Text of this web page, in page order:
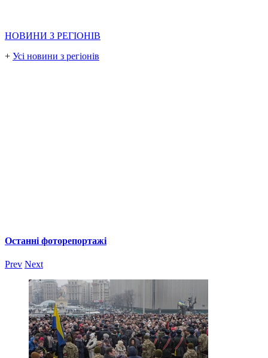
НОВИНИ З РЕГІОНІВ
+ Усі новини з регіонів
Останні фоторепортажі
Prev Next